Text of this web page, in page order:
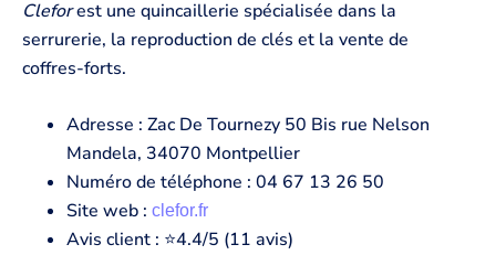
Cleforest une quincaillerie spécialisée dans la
serrurerie, la reproduction de clés et la vente de
coffres-forts.
Adresse : Zac De Tournezy 50 Bis rue Nelson
Mandela, 34070 Montpellier
Numéro de téléphone : 04 67 13 26 50
Site web : clefor.fr
Avis client : ⭐4.4/5 (11 avis)